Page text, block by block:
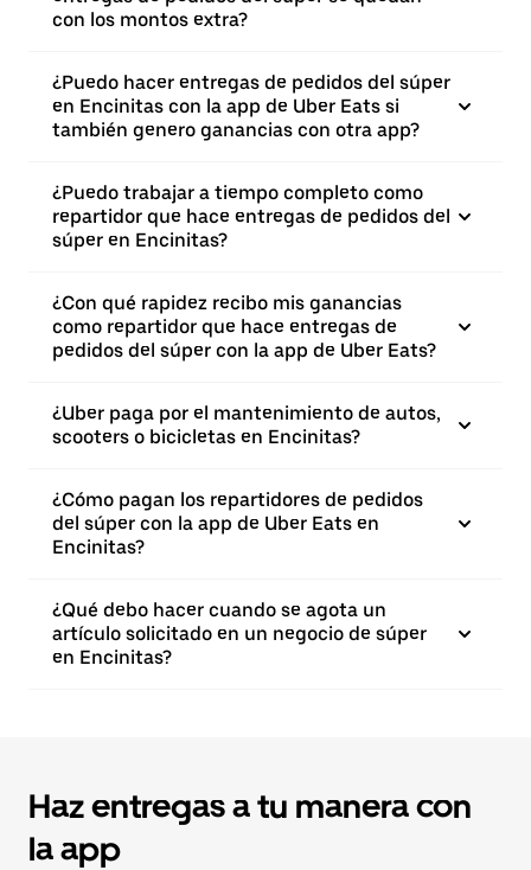
con los montos extra?
¿Puedo hacer entregas de pedidos del súper
en Encinitas con la app de Uber Eats si
también genero ganancias con otra app?
¿Puedo trabajar a tiempo completo como
repartidor que hace entregas de pedidos del
súper en Encinitas?
¿Con qué rapidez recibo mis ganancias
como repartidor que hace entregas de
pedidos del súper con la app de Uber Eats?
¿Uber paga por el mantenimiento de autos,
scooters o bicicletas en Encinitas?
¿Cómo pagan los repartidores de pedidos
del súper con la app de Uber Eats en
Encinitas?
¿Qué debo hacer cuando se agota un
artículo solicitado en un negocio de súper
en Encinitas?
Haz entregas a tu manera con
la app